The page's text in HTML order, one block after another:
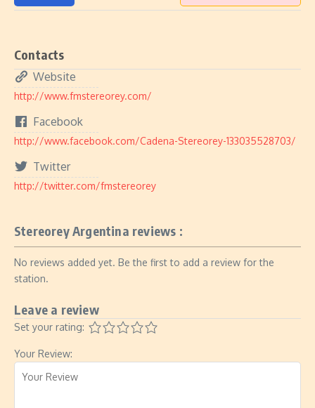
Contacts
Website
http://www.fmstereorey.com/
Facebook
http://www.facebook.com/Cadena-Stereorey-133035528703/
Twitter
http://twitter.com/fmstereorey
Stereorey Argentina reviews :
No reviews added yet. Be the first to add a review for the
station.
Leave a review
Set your rating:
Your Review: